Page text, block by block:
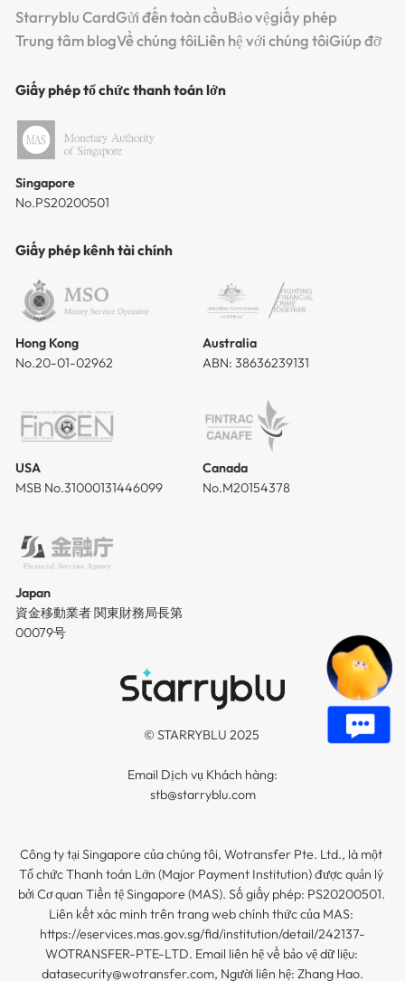
Starryblu CardGửi đến toàn cầuBảo vệgiấy phép
Trung tâm blogVề chúng tôiLiên hệ với chúng tôiGiúp đỡ
Giấy phép tổ chức thanh toán lớn
Singapore
No.PS20200501
Giấy phép kênh tài chính
Hong Kong
No.20-01-02962
Australia
ABN: 38636239131
USA
MSB No.31000131446099
Canada
No.M20154378
Japan
資金移動業者 関東財務局長第
00079号
© STARRYBLU 2025
Email Dịch vụ Khách hàng:
stb@starryblu.com
Công ty tại Singapore của chúng tôi, Wotransfer Pte. Ltd., là một
Tổ chức Thanh toán Lớn (Major Payment Institution) được quản lý
bởi Cơ quan Tiền tệ Singapore (MAS). Số giấy phép: PS20200501.
Liên kết xác minh trên trang web chính thức của MAS:
https://eservices.mas.gov.sg/fid/institution/detail/242137-
WOTRANSFER-PTE-LTD. Email liên hệ về bảo vệ dữ liệu:
datasecurity@wotransfer.com, Người liên hệ: Zhang Hao.